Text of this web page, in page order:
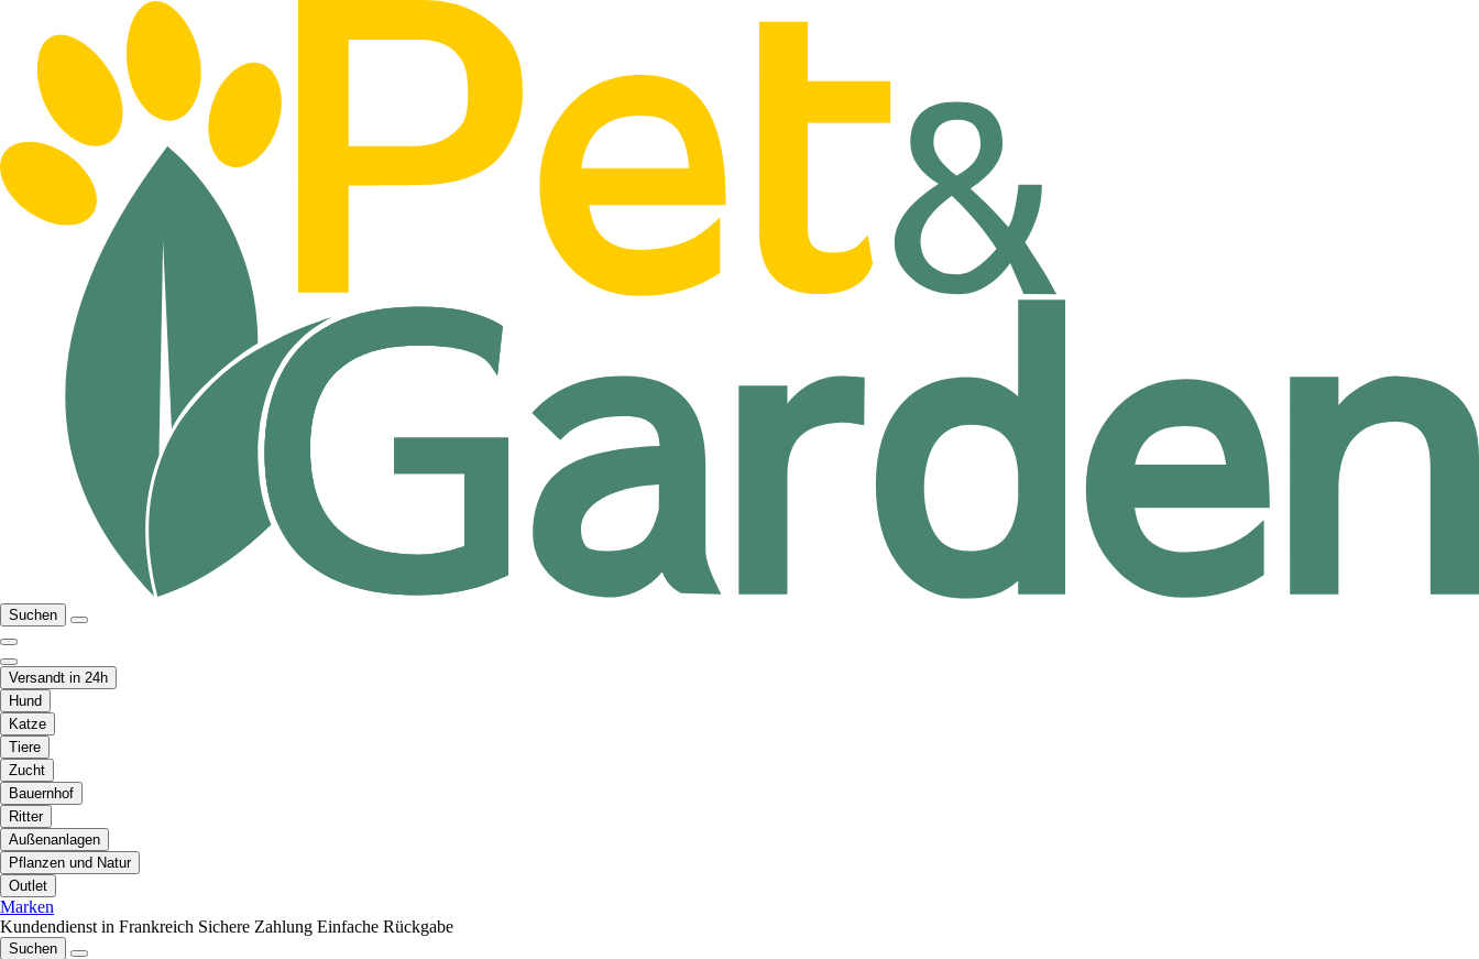
Suchen
Versandt in 24h
Hund
Katze
Tiere
Zucht
Bauernhof
Ritter
Außenanlagen
Pflanzen und Natur
Outlet
Marken
Kundendienst in Frankreich Sichere Zahlung Einfache Rückgabe
Suchen